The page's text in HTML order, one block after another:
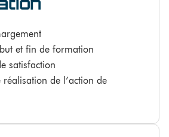
et fin de formation
satisfaction
réalisation de l’action de